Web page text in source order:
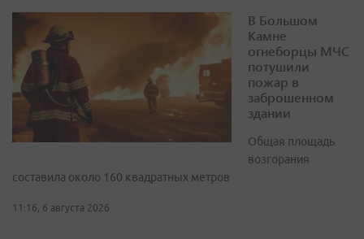
В Большом
Камне
огнеборцы МЧС
потушили
пожар в
заброшенном
здании
Общая площадь
возгорания
составила около 160 квадратных метров
11:16, 6 августа 2026